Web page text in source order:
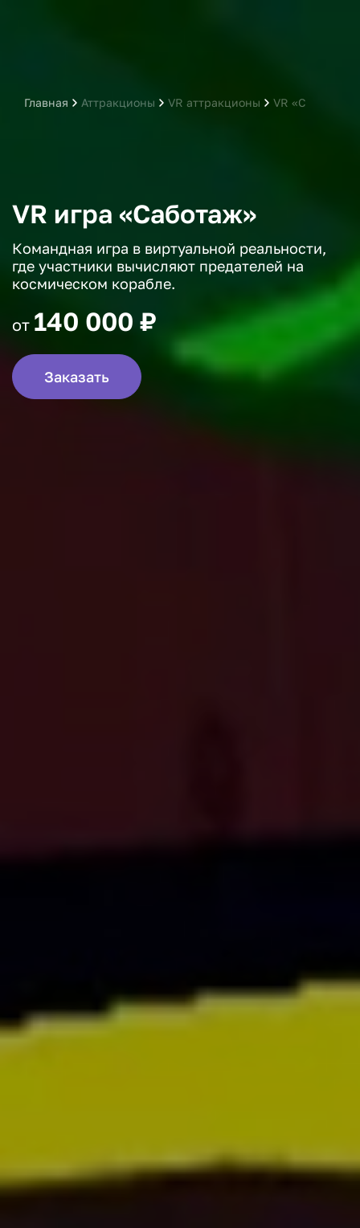
Главная Аттракционы VR аттракционы VR «Саботаж»
VR игра «Саботаж»
Командная игра в виртуальной реальности,
где участники вычисляют предателей на
космическом корабле.
от 140 000 ₽
Заказать